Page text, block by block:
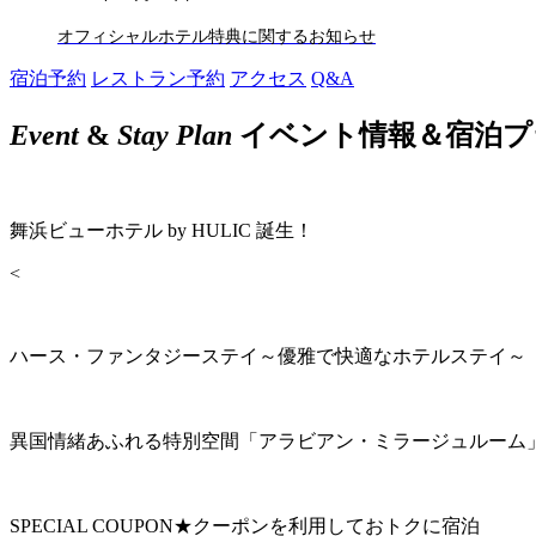
オフィシャルホテル特典に関するお知らせ
宿泊予約 レストラン予約 アクセス Q&A
Event& Stay Plan イベント情報＆宿泊
舞浜ビューホテル by HULIC 誕生！
<
ハース・ファンタジーステイ～優雅で快適なホテルステイ～
異国情緒あふれる特別空間「アラビアン・ミラージュルーム
SPECIAL COUPON★クーポンを利用しておトクに宿泊